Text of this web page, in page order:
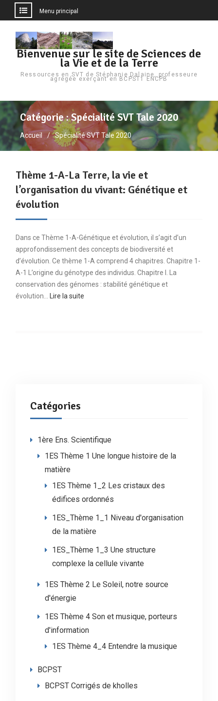
contenu
Menu principal
Bienvenue sur le site de Sciences de
la Vie et de la Terre
Ressources en SVT de Stéphanie Dalaine, professeure
agrégée exerçant en BCPST1 ENCPB
Catégorie :Spécialité SVT Tale 2020
Accueil Spécialité SVT Tale 2020
Thème 1-A-La Terre, la vie et
l’organisation du vivant: Génétique et
évolution
Dans ce Thème 1-A-Génétique et évolution, il s’agit d’un
approfondissement des concepts de biodiversité et
d’évolution. Ce thème 1-A comprend 4 chapitres. Chapitre 1-
A-1 L’origine du génotype des individus. Chapitre I. La
conservation des génomes : stabilité génétique et
évolution…
Lire la suite
Catégories
1ère Ens. Scientifique
1ES Thème 1 Une longue histoire de la
matière
1ES Thème 1_2 Les cristaux des
édifices ordonnés
1ES_Thème 1_1 Niveau d'organisation
de la matière
1ES_Thème 1_3 Une structure
complexe la cellule vivante
1ES Thème 2 Le Soleil, notre source
d'énergie
1ES Thème 4 Son et musique, porteurs
d'information
1ES Thème 4_4 Entendre la musique
BCPST
BCPST Corrigés de kholles